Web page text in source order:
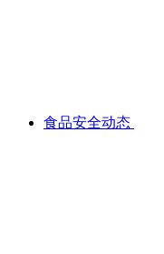
食品安全动态